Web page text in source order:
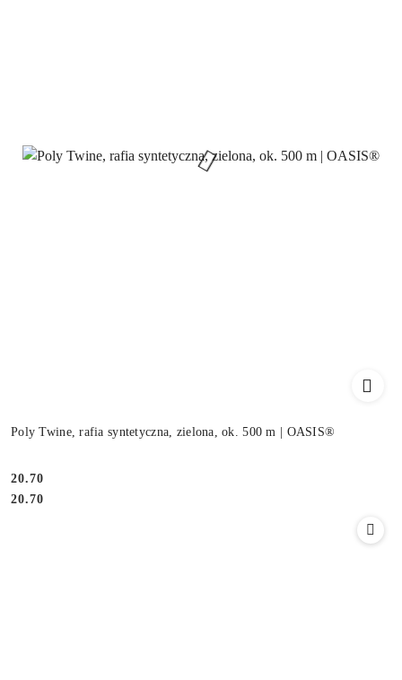
Poly Twine, rafia syntetyczna, zielona, ok. 500 m | OASIS®
Cena:
20.70
Cena:
20.70